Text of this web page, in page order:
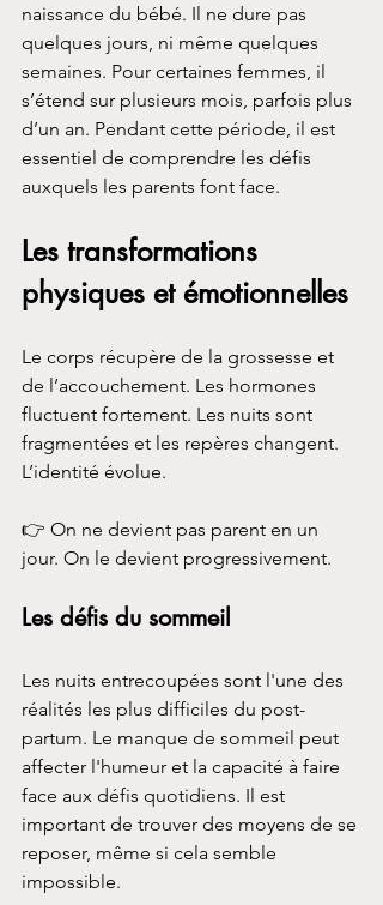
naissance du bébé. Il ne dure pas
quelques jours, ni même quelques
semaines. Pour certaines femmes, il
s’étend sur plusieurs mois, parfois plus
d’un an. Pendant cette période, il est
essentiel de comprendre les défis
auxquels les parents font face.
Les transformations
physiques et émotionnelles
Le corps récupère de la grossesse et
de l’accouchement. Les hormones
fluctuent fortement. Les nuits sont
fragmentées et les repères changent.
L’identité évolue.
👉 On ne devient pas parent en un
jour. On le devient progressivement.
Les défis du sommeil
Les nuits entrecoupées sont l'une des
réalités les plus difficiles du post-
partum. Le manque de sommeil peut
affecter l'humeur et la capacité à faire
face aux défis quotidiens. Il est
important de trouver des moyens de se
reposer, même si cela semble
impossible.